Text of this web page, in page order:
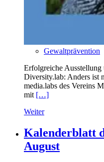
Gewaltprävention
Erfolgreiche Ausstellung
Diversity.lab: Anders ist
media.labs des Vereins
mit […]
Weiter
Kalenderblatt
August